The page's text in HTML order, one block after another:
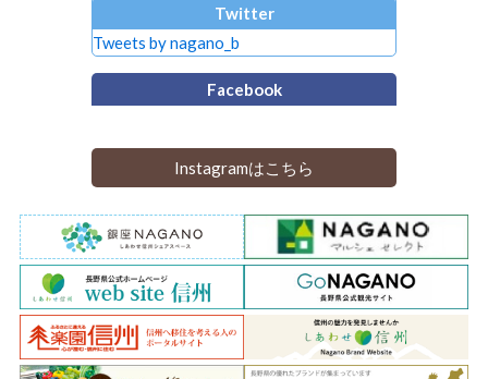
Twitter
Tweets by nagano_b
Facebook
Instagramはこちら